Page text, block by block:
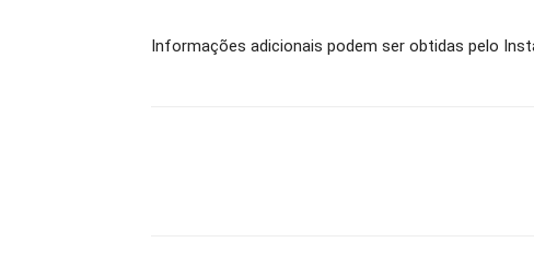
Informações adicionais podem ser obtidas pelo